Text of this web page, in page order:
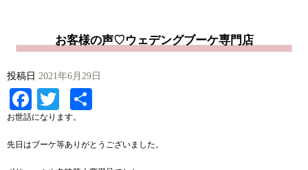
お客様の声♡ウェデングブーケ専門店
投稿日 2021年6月29日
Facebook
Twitter
お世話になります。
先日はブーケ等ありがとうございました。